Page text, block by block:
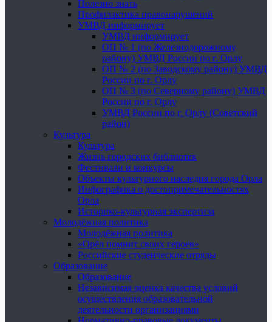
Полезно знать
Профилактика правонарушений
УМВД информирует
УМВД информирует
ОП № 1 (по Железнодорожному
району) УМВД России по г. Орлу
ОП № 2 (по Заводскому району) УМВД
России по г. Орлу
ОП № 3 (по Северному району) УМВД
России по г. Орлу
УМВД России по г. Орлу (Советский
район)
Культура
Культура
Жизнь городских библиотек
Фестивали и конкурсы
Объекты культурного наследия города Орла
Инфографика о достопримечательностях
Орла
Историко-культурная экспертиза
Молодёжная политика
Молодёжная политика
«Орёл помнит своих героев»
Российские студенческие отряды
Образование
Образование
Независимая оценка качества условий
осуществления образовательной
деятельности организациями